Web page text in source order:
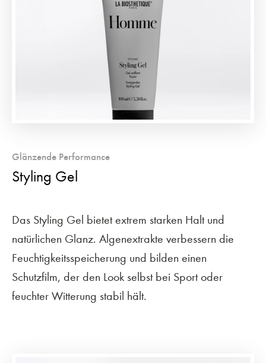
Glänzende Performance
Styling Gel
Das Styling Gel bietet extrem starken Halt und
natürlichen Glanz. Algenextrakte verbessern die
Feuchtigkeitsspeicherung und bilden einen
Schutzfilm, der den Look selbst bei Sport oder
feuchter Witterung stabil hält.